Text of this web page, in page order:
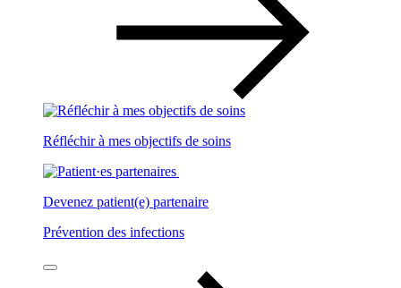
Réfléchir à mes objectifs de soins
Devenez patient(e) partenaire
Prévention des infections